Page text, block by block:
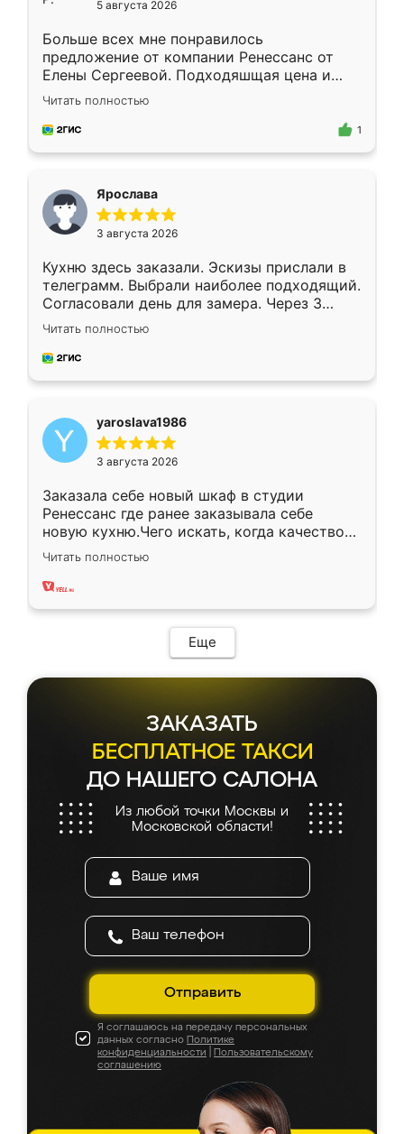
5 августа 2026
Больше всех мне понравилось
предложение от компании Ренессанс от
Елены Сергеевой. Подходяшщая цена и
короткие сроки изготовления. Приехавший
для замера сотрудник Владислав
предложил по моему эскизу самый
Читать полностью
1
Ярослава
3 августа 2026
Кухню здесь заказали. Эскизы прислали в
телеграмм. Выбрали наиболее подходящий.
Согласовали день для замера. Через 3
недели кухня была уже готова. Остались
довольны работой. Спасибо Ренессанс
мебель за качественную работу!
Читать полностью
yaroslava1986
3 августа 2026
Заказала себе новый шкаф в студии
Ренессанс где ранее заказывала себе
новую кухню.Чего искать, когда качеством
вполне довольна. Служит кухня уже почти
два года, нареканий нет.
Читать полностью
Еще
ЗАКАЗАТЬ
БЕСПЛАТНОЕ ТАКСИ
ДО НАШЕГО САЛОНА
Из любой точки Москвы и
Московской области!
Отправить
Я соглашаюсь на передачу персональных
данных согласно Политике
конфиденциальности
Пользовательскому
соглашению